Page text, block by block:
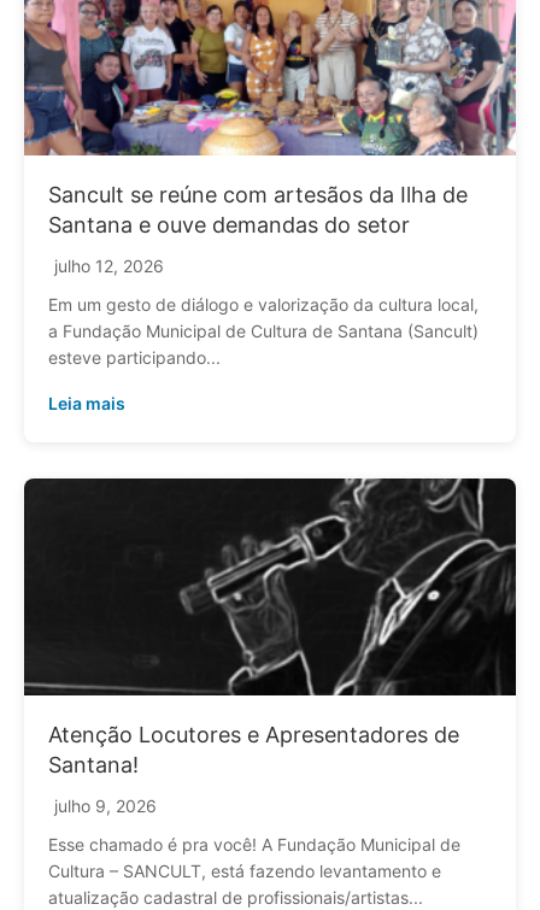
Sancult se reúne com artesãos da Ilha de
Santana e ouve demandas do setor
julho 12, 2026
Em um gesto de diálogo e valorização da cultura local,
a Fundação Municipal de Cultura de Santana (Sancult)
esteve participando...
Leia mais
Atenção Locutores e Apresentadores de
Santana!
julho 9, 2026
Esse chamado é pra você! A Fundação Municipal de
Cultura – SANCULT, está fazendo levantamento e
atualização cadastral de profissionais/artistas...